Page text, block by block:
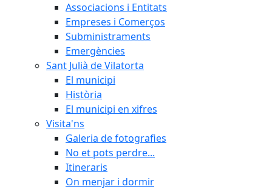
Associacions i Entitats
Empreses i Comerços
Subministraments
Emergències
Sant Julià de Vilatorta
El municipi
Història
El municipi en xifres
Visita'ns
Galeria de fotografies
No et pots perdre...
Itineraris
On menjar i dormir